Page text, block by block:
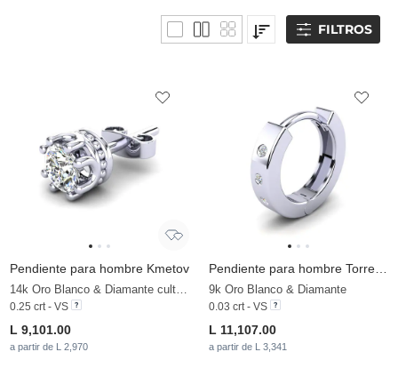
FILTROS
Pendiente para hombre Kmetov
14k Oro Blanco & Diamante cultivado en laboratorio
0.25 crt - VS
L 9,101.00
a partir de L 2,970
9k Oro Blanco & Diamante
0.03 crt - VS
L 11,107.00
a partir de L 3,341